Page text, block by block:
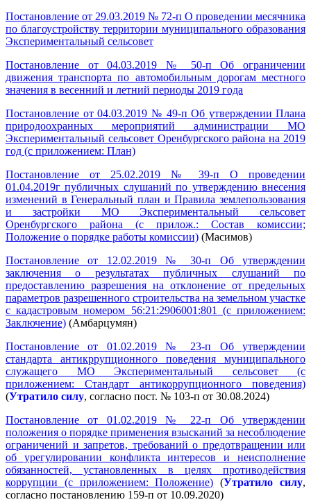
Постановление от 29.03.2019 № 72-п О проведении месячника
по благоустройству территории муниципального образования
Экспериментальный сельсовет
Постановление от 04.03.2019 № 50-п Об ограничении
движения транспорта по автомобильным дорогам местного
значения в весенний и летний периоды 2019 года
Постановление от 04.03.2019 № 49-п Об утверждении Плана
природоохранных мероприятий администрации МО
Экспериментальный сельсовет Оренбургского района на 2019
год (с приложением: План)
Постановление от 25.02.2019 № 39-п О проведении
01.04.2019г публичных слушаний по утверждению внесения
изменений в Генеральный план и Правила землепользования
и застройки МО Экспериментальный сельсовет
Оренбургского района (с прилож.: Состав комиссии;
Положение о порядке работы комиссии) (Масимов)
Постановление от 12.02.2019 № 30-п Об утверждении
заключения о результатах публичных слушаний по
предоставлению разрешения на отклонение от предельных
параметров разрешенного строительства на земельном участке
с кадастровым номером 56:21:2906001:801 (с приложением:
Заключение) (Амбарцумян)
Постановление от 01.02.2019 № 23-п Об утверждении
стандарта антикррупционного поведения муниципального
служащего МО Экспериментальный сельсовет (с
приложением: Стандарт антикоррупционного поведения)
(Утратило силу, согласно пост. № 103-п от 30.08.2024)
Постановление от 01.02.2019 № 22-п Об утверждении
положения о порядке применения взысканий за несоблюдение
ограничений и запретов, требований о предотвращении или
об урегулировании конфликта интересов и неисполнение
обязанностей, установленных в целях противодействия
коррупции (с приложением: Положение) (Утратило силу,
согласно постановлению 159-п от 10.09.2020)